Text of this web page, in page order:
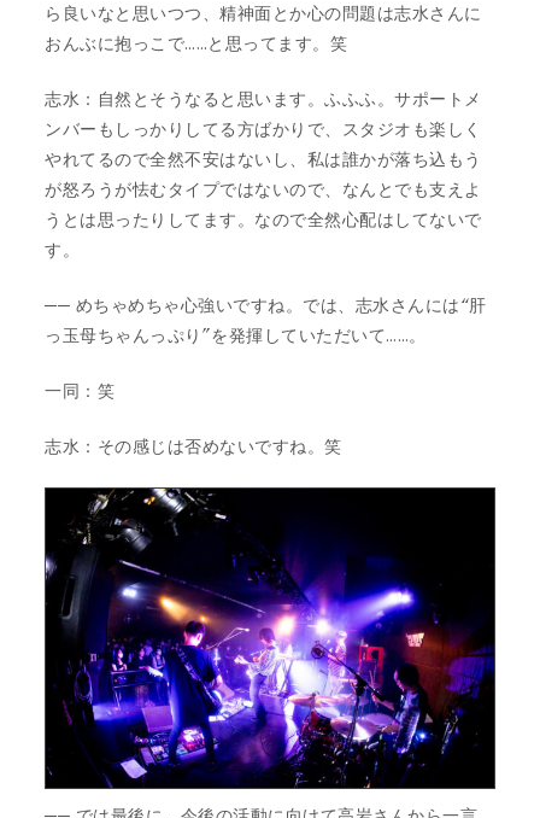
ら良いなと思いつつ、精神面とか心の問題は志水さんに
おんぶに抱っこで……と思ってます。笑
志水：自然とそうなると思います。ふふふ。サポートメ
ンバーもしっかりしてる方ばかりで、スタジオも楽しく
やれてるので全然不安はないし、私は誰かが落ち込もう
が怒ろうが怯むタイプではないので、なんとでも支えよ
うとは思ったりしてます。なので全然心配はしてないで
す。
── めちゃめちゃ心強いですね。では、志水さんには“肝
っ玉母ちゃんっぷり”を発揮していただいて……。
一同：笑
志水：その感じは否めないですね。笑